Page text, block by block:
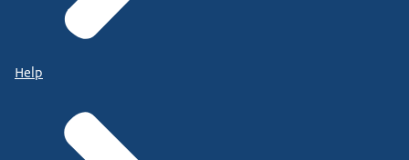
Help